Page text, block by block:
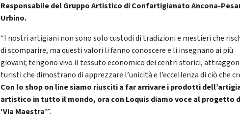
Responsabile del Gruppo Artistico di Confartigianato Ancona-
Urbino.
“I nostri artigiani non sono solo custodi di tradizioni e mestieri che
di scomparire, ma questi valori li fanno conoscere e li insegnano ai più
giovani; tengono vivo il tessuto economico dei centri storici,
turisti che dimostrano di apprezzare l’unicità e l’eccellenza di ciò che
Con lo shop on line siamo riusciti a far arrivare i prodotti
artistico in tutto il mondo, ora con Loquis diamo voce al progetto
‘Via Maestra’”.